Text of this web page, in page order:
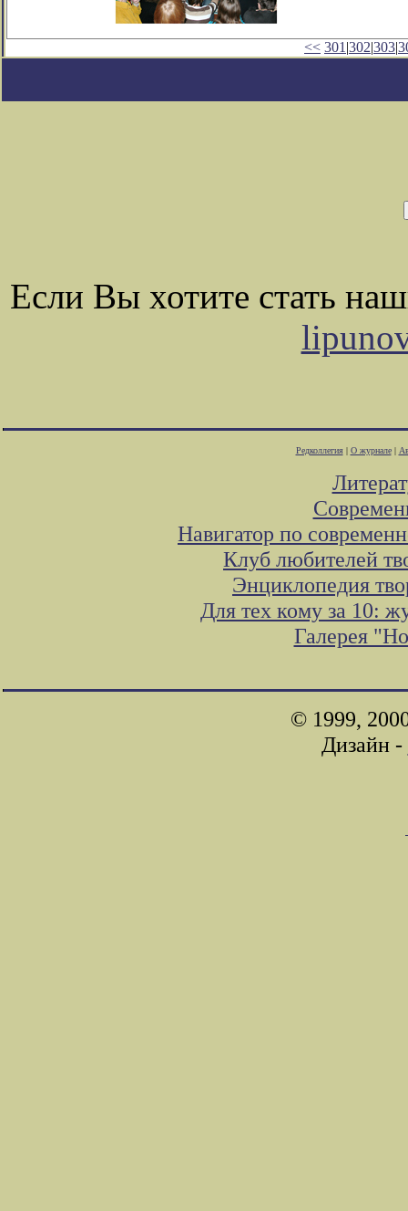
<< 301 |302|303|
Если Вы хотите стать
Редколлегия| О журнале|
Навигатор по
Клуб любителей
Энциклопедия
Для тех кому за 10:
Галерея
© 1999,
Дизайн -